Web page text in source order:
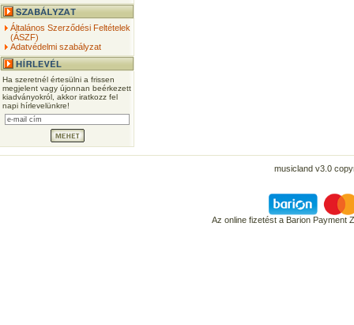
Általános Szerződési Feltételek
(ÁSZF)
Adatvédelmi szabályzat
Ha szeretnél értesülni a frissen
megjelent vagy újonnan beérkezett
kiadványokról, akkor iratkozz fel
napi hírlevelünkre!
musicland v3.0
Az online fizetést a Barion Payment